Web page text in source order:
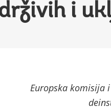
i
Europska komisija